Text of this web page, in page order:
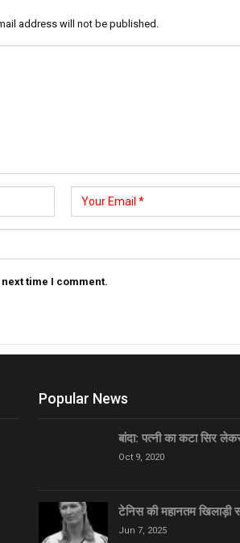
address will not be published.
time I comment.
Popular News
बांदा: पत्नी का कटा सिर
Oct 9, 2020
टेनिस की महानतम खिलाड़ी
Jun 7, 2025